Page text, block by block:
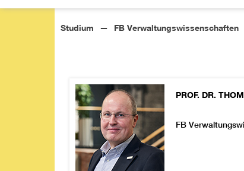
Studium FB Verwaltungswissenschaften
PROF. DR.
FB